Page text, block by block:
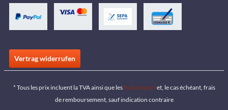
Vertrag widerrufen
* Tous les prix incluent la TVA ainsi que lesfrais de portet, le cas échéant, frais
de remboursement, sauf indication contraire